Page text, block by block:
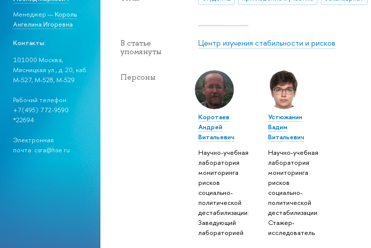
Менеджер — Король
Ангелина Игоревна
Контакты:
101000 Москва,
Мясницкая ул., д. 20, каб.
М-527, М-528, М-529.
Рабочий телефон:
+7(495) 772-9590
*22694
Электронная
почта: csra@hse.ru
В статье
упомянуты
Центр изучения стабильности и рисков
Персоны
Коротаев
Андрей
Витальевич
Научно-учебная
лаборатория
мониторинга
рисков
социально-
политической
дестабилизации:
Заведующий
лабораторией
Устюжанин
Вадим
Витальевич
Научно-учебная
лаборатория
мониторинга
рисков
социально-
политической
дестабилизации:
Стажер-
исследователь